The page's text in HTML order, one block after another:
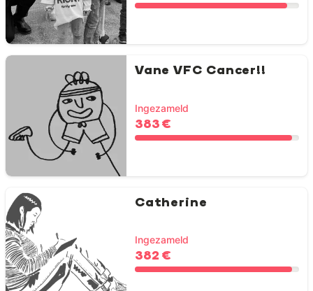
Vane VFC Cancer!!
Ingezameld
383 €
Catherine
Ingezameld
382 €